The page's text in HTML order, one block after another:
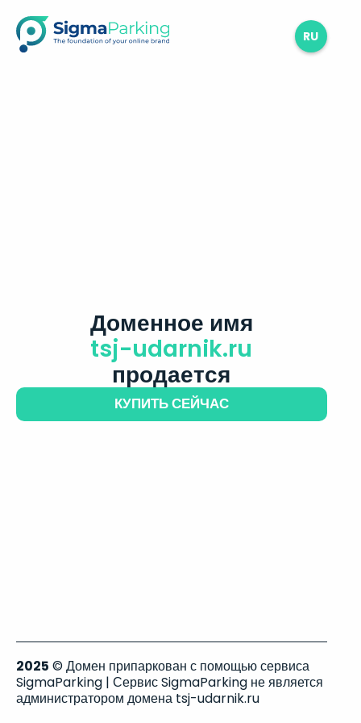
RU
Доменное имя
tsj-udarnik.ru
продается
КУПИТЬ СЕЙЧАС
2025 © Домен припаркован с помощью сервиса
SigmaParking | Сервис SigmaParking не является
администратором домена tsj-udarnik.ru